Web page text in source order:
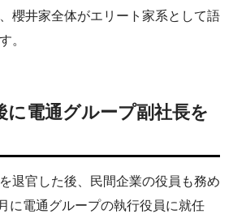
櫻井家全体がエリート家系として語
。
に電通グループ副社長を
退官した後、民間企業の役員も務め
に電通グループの執行役員に就任